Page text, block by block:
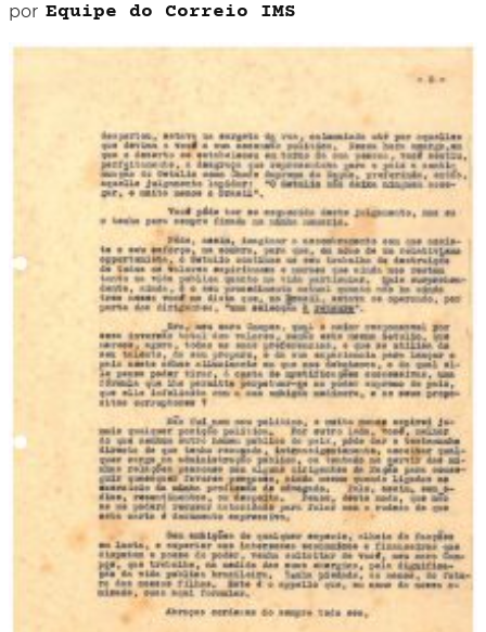
por Equipe do Correio IMS